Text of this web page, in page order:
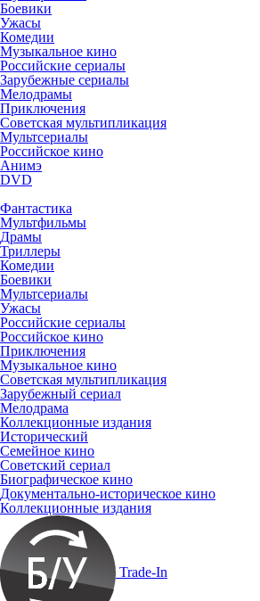
Боевики
Ужасы
Комедии
Музыкальное кино
Российские сериалы
Зарубежные сериалы
Мелодрамы
Приключения
Советская мультипликация
Мультсериалы
Российское кино
Анимэ
DVD
Фантастика
Мультфильмы
Драмы
Триллеры
Комедии
Боевики
Мультсериалы
Ужасы
Российские сериалы
Российское кино
Приключения
Музыкальное кино
Советская мультипликация
Зарубежный сериал
Мелодрама
Коллекционные издания
Исторический
Семейное кино
Советский сериал
Биографическое кино
Документально-историческое кино
Коллекционные издания
Trade-In